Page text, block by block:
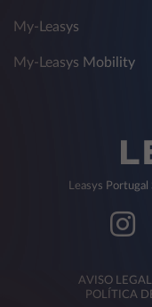
My-Leasys
My-Leasys Mobility
Leasys
AVISO LEGAL
POLÍTICA